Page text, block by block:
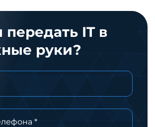
передать IT в
руки?